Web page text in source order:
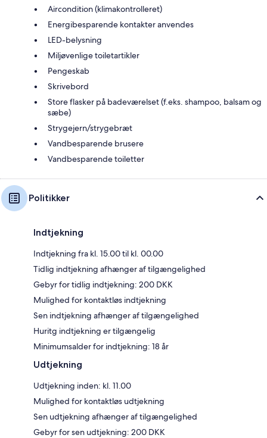
Aircondition (klimakontrolleret)
Energibesparende kontakter anvendes
LED-belysning
Miljøvenlige toiletartikler
Pengeskab
Skrivebord
Store flasker på badeværelset (f.eks. shampoo, balsam og
sæbe)
Strygejern/strygebræt
Vandbesparende brusere
Vandbesparende toiletter
Politikker
Indtjekning
Indtjekning fra kl. 15.00 til kl. 00.00
Tidlig indtjekning afhænger af tilgængelighed
Gebyr for tidlig indtjekning: 200 DKK
Mulighed for kontaktløs indtjekning
Sen indtjekning afhænger af tilgængelighed
Huritg indtjekning er tilgængelig
Minimumsalder for indtjekning: 18 år
Udtjekning
Udtjekning inden: kl. 11.00
Mulighed for kontaktløs udtjekning
Sen udtjekning afhænger af tilgængelighed
Gebyr for sen udtjekning: 200 DKK